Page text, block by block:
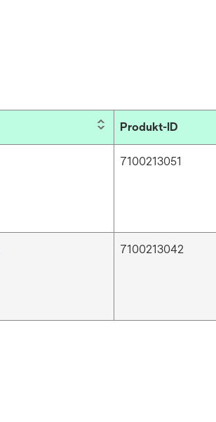
Produkt-ID
7100213051
7100213042